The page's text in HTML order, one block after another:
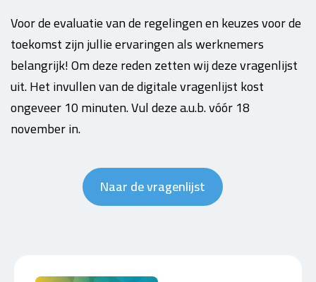
Voor de evaluatie van de regelingen en keuzes voor de
toekomst zijn jullie ervaringen als werknemers
belangrijk! Om deze reden zetten wij deze vragenlijst
uit. Het invullen van de digitale vragenlijst kost
ongeveer 10 minuten. Vul deze a.u.b. vóór 18
november in.
Naar de vragenlijst